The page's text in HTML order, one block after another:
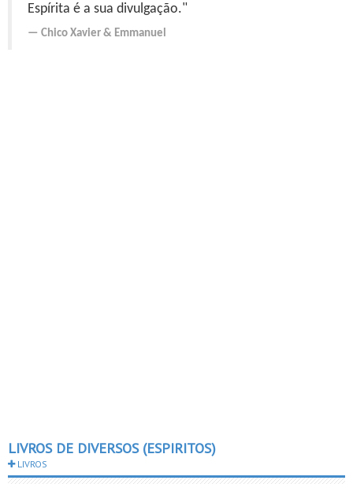
Espírita é a sua divulgação."
Chico Xavier & Emmanuel
LIVROS DE DIVERSOS (ESPIRITOS)
LIVROS